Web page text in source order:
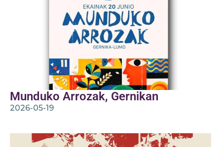
Munduko Arrozak, Gernikan
2026-05-19